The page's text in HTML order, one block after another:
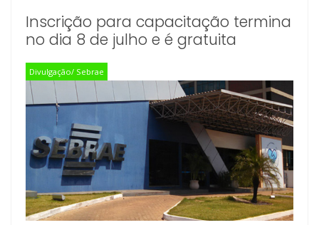
Inscrição para capacitação termina
no dia 8 de julho e é gratuita
Divulgação/ Sebrae